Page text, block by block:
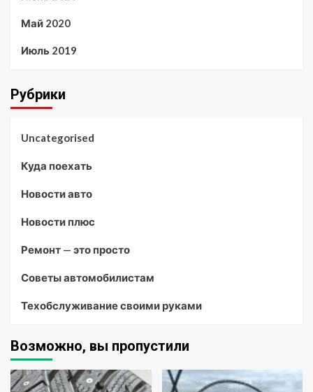
Май 2020
Июль 2019
Рубрики
Uncategorised
Куда поехать
Новости авто
Новости плюс
Ремонт — это просто
Советы автомобилистам
Техобслуживание своими руками
Возможно, вы пропустили